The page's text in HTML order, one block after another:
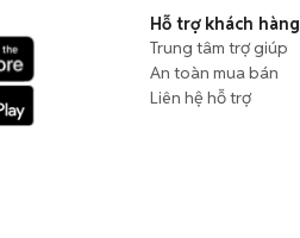
Hỗ trợ khách hàng
Trung tâm trợ giúp
An toàn mua bán
Liên hệ hỗ trợ